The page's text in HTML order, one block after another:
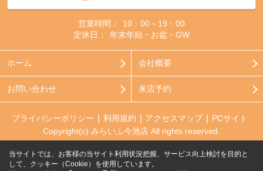
営業時間：
10：00～19：00
定休日：
年末年始・お盆・GW
ホーム 会社概要
お問い合わせ 来店予約
プライバシーポリシー 利用規約 アクセスマップ
PCサイト
Copyright(c) みらいふ今池店 All rights reserved.
当サイトでは、お客様の当サイト利用状況把握、サービス向上検討を目的と
して、クッキー（Cookie）を使用しています。